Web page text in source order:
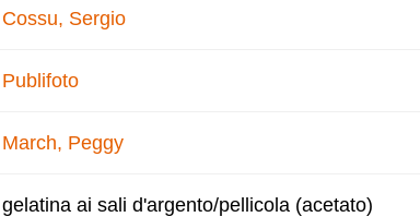
Cossu, Sergio
Publifoto
March, Peggy
gelatina ai sali d'argento/pellicola (acetato)